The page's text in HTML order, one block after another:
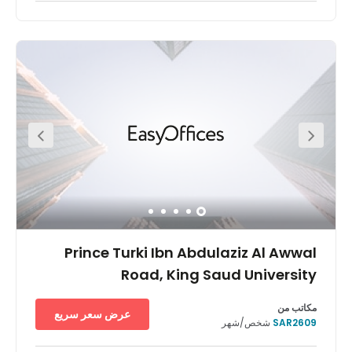
مركز تسوُّق الرياض جاليري والرائدة المدينة الرقمية، ويُمثِّل مركز
النخيل إضافة جديدة تتمتع بالترحيب في سوق العقارات في الرياض.
Prince Turki Ibn Abdulaziz Al Awwal
Road, King Saud University
مكاتب من
SAR2609 شخص/شهر
عرض سعر سريع